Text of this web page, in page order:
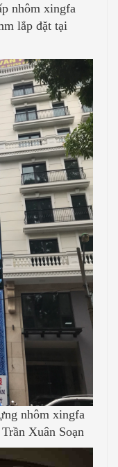
xingfa
lắp đặt tại
xingfa
Xuân Soạn